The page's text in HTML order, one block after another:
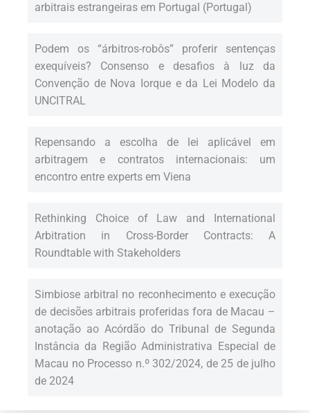
arbitrais estrangeiras em Portugal (Portugal)
Podem os “árbitros-robôs” proferir sentenças
exequíveis? Consenso e desafios à luz da
Convenção de Nova Iorque e da Lei Modelo da
UNCITRAL
Repensando a escolha de lei aplicável em
arbitragem e contratos internacionais: um
encontro entre experts em Viena
Rethinking Choice of Law and International
Arbitration in Cross-Border Contracts: A
Roundtable with Stakeholders
Simbiose arbitral no reconhecimento e execução
de decisões arbitrais proferidas fora de Macau –
anotação ao Acórdão do Tribunal de Segunda
Instância da Região Administrativa Especial de
Macau no Processo n.º 302/2024, de 25 de julho
de 2024